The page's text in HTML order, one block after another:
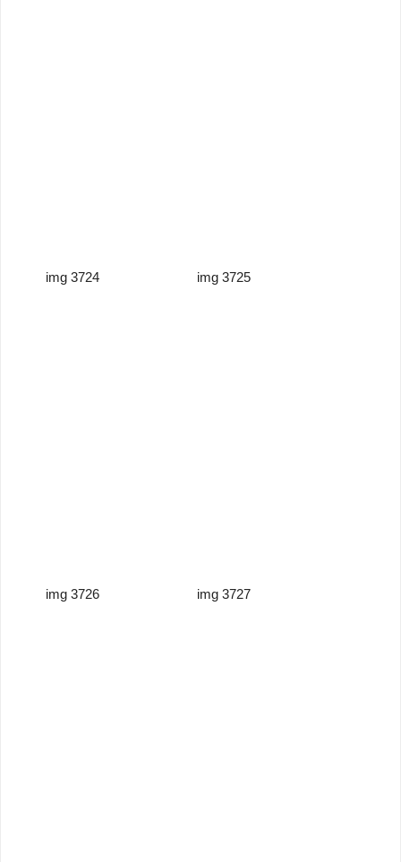
img 3724 img 3725
img 3726 img 3727